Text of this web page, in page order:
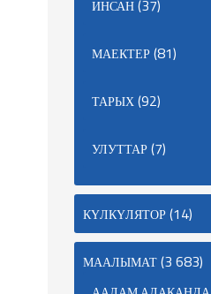
ИНСАН(37)
МАЕКТЕР(81)
ТАРЫХ(92)
УЛУТТАР(7)
КҮЛКҮЛЯТОР(14)
МААЛЫМАТ(3 683)